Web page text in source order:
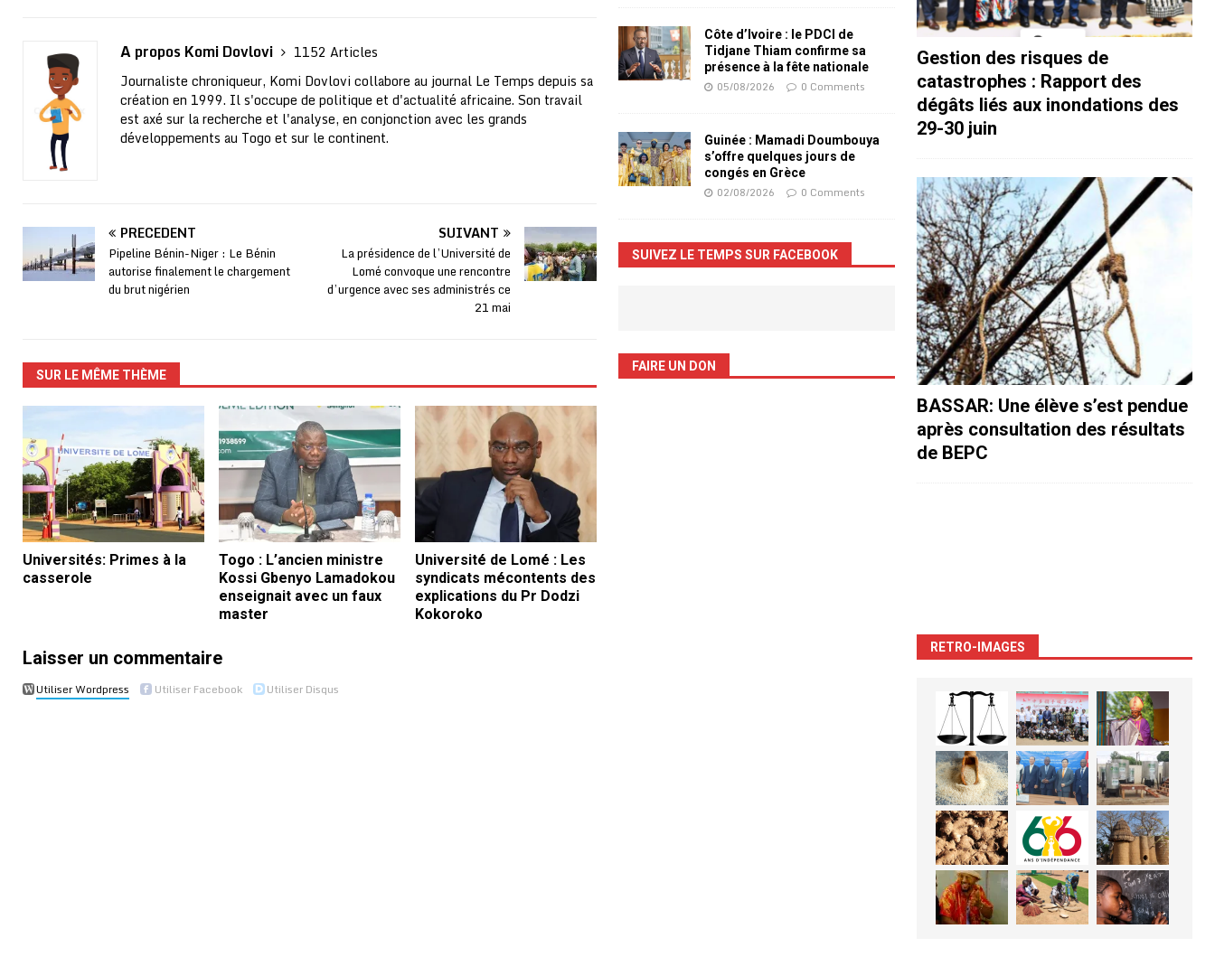
A propos Komi Dovlovi
1152 Articles
Journaliste chroniqueur, Komi Dovlovi collabore au journal Le Temps depuis sa
création en 1999. Il s'occupe de politique et d'actualité africaine. Son travail
est axé sur la recherche et l'analyse, en conjonction avec les grands
développements au Togo et sur le continent.
PRÉCÉDENT
Pipeline Bénin-Niger : Le Bénin
autorise finalement le chargement
du brut nigérien
SUIVANT
La présidence de l’Université de
Lomé convoque une rencontre
d’urgence avec ses administrés ce
21 mai
SUR LE MÊME THÈME
Universités: Primes à la
casserole
Togo : L’ancien ministre
Kossi Gbenyo Lamadokou
enseignait avec un faux
master
Université de Lomé : Les
syndicats mécontents des
explications du Pr Dodzi
Kokoroko
Laisser un commentaire
Utiliser Wordpress Utiliser Facebook Utiliser Disqus
Côte d’Ivoire : le PDCI de
Tidjane Thiam confirme sa
présence à la fête nationale
05/08/2026 0 Comments
Guinée : Mamadi Doumbouya
s’offre quelques jours de
congés en Grèce
02/08/2026 0 Comments
SUIVEZ LE TEMPS SUR FACEBOOK
FAIRE UN DON
Gestion des risques de
catastrophes : Rapport des
dégâts liés aux inondations des
29-30 juin
BASSAR: Une élève s’est pendue
après consultation des résultats
de BEPC
RETRO-IMAGES